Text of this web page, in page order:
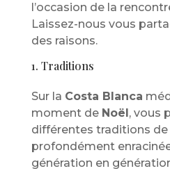
l’occasion de la
Laissez-nous vous
des raisons.
1. Traditions
Sur la Costa Blanca
moment de Noël , vous
différentes traditions de
profondément
génération en